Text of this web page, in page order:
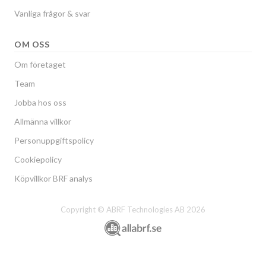
Vanliga frågor & svar
OM OSS
Om företaget
Team
Jobba hos oss
Allmänna villkor
Personuppgiftspolicy
Cookiepolicy
Köpvillkor BRF analys
Copyright © ABRF Technologies AB 2026